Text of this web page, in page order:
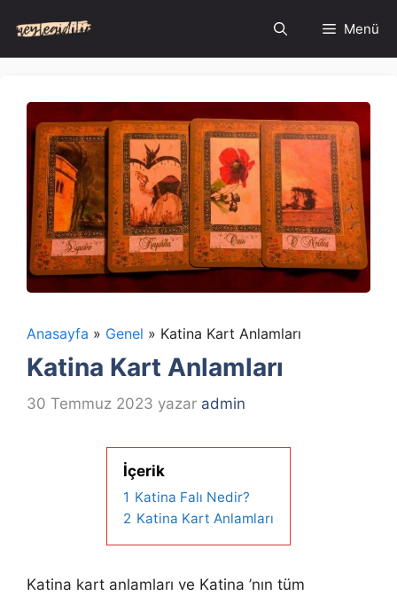
atla
Menü
Anasayfa » Genel » Katina Kart Anlamları
Katina Kart Anlamları
30 Temmuz 2023 yazar admin
İçerik
1 Katina Falı Nedir?
2 Katina Kart Anlamları
Katina kart anlamları ve Katina ’nın tüm